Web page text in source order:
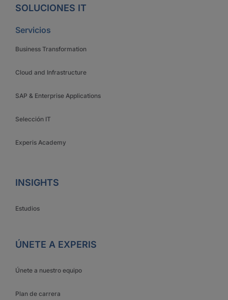
SOLUCIONES IT
Servicios
Business Transformation
Cloud and Infrastructure
SAP & Enterprise Applications
Selección IT
Experis Academy
INSIGHTS
Estudios
ÚNETE A EXPERIS
Únete a nuestro equipo
Plan de carrera